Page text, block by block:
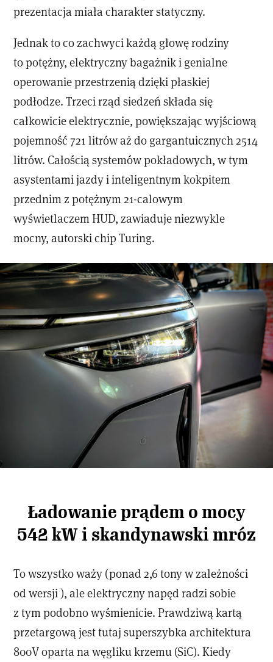
prezentacja miała charakter statyczny.
Jednak to co zachwyci każdą głowę rodziny
to potężny, elektryczny bagażnik i genialne
operowanie przestrzenią dzięki płaskiej
podłodze. Trzeci rząd siedzeń składa się
całkowicie elektrycznie, powiększając wyjściową
pojemność 721 litrów aż do gargantuicznych 2514
litrów. Całością systemów pokładowych, w tym
asystentami jazdy i inteligentnym kokpitem
przednim z potężnym 21-calowym
wyświetlaczem HUD, zawiaduje niezwykle
mocny, autorski chip Turing.
Ładowanie prądem o mocy
542 kW i skandynawski mróz
To wszystko waży (ponad 2,6 tony w zależności
od wersji ), ale elektryczny napęd radzi sobie
z tym podobno wyśmienicie. Prawdziwą kartą
przetargową jest tutaj superszybka architektura
800V oparta na węgliku krzemu (SiC). Kiedy